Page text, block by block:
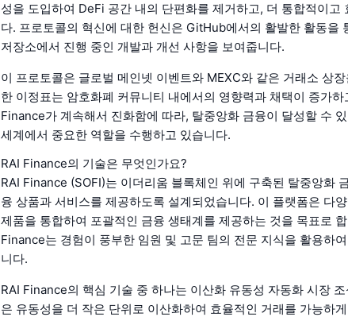
성을 도입하여 DeFi 공간 내의 단편화를 제거하고, 더 통합적이고
다. 프로토콜의 혁신에 대한 헌신은 GitHub에서의 활발한 활동을
저장소에서 진행 중인 개발과 개선 사항을 보여줍니다.
이 프로토콜은 글로벌 메인넷 이벤트와 MEXC와 같은 거래소 상
한 이정표는 암호화폐 커뮤니티 내에서의 영향력과 채택이 증가
Finance가 계속해서 진화함에 따라, 탈중앙화 금융이 달성할 수
세계에서 중요한 역할을 수행하고 있습니다.
RAI Finance의 기술은 무엇인가요?
RAI Finance (SOFI)는 이더리움 블록체인 위에 구축된 탈중앙화
융 상품과 서비스를 제공하도록 설계되었습니다. 이 플랫폼은 다
제품을 통합하여 포괄적인 금융 생태계를 제공하는 것을 목표로
Finance는 경험이 풍부한 임원 및 고문 팀의 전문 지식을 활용하
니다.
RAI Finance의 핵심 기술 중 하나는 이산화 유동성 자동화 시장
은 유동성을 더 작은 단위로 이산화하여 효율적인 거래를 가능하